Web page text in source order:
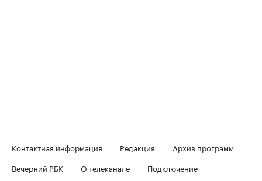
Контактная информация Редакция
Архив программ
Вечерний РБК
О телеканале
Подключение